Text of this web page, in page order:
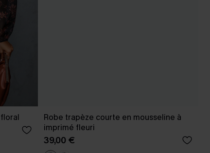
Robe trapèze courte en mousseline à
imprimé fleuri
39,00 €